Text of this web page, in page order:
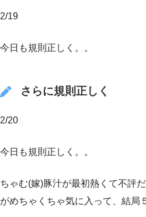
2/19
今日も規則正しく。。
さらに規則正しく
2/20
今日も規則正しく。。
ちゃむ(嫁)豚汁が最初熱くて不評
がめちゃくちゃ気に入って、結局